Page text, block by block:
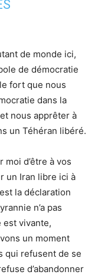
de monde ici,
de démocratie
fort que nous
dans la
nous apprêter à
un Téhéran libéré.
moi d’être à vos
un Iran libre ici à
la déclaration
n’a pas
est vivante,
un moment
qui refusent de se
d’abandonner